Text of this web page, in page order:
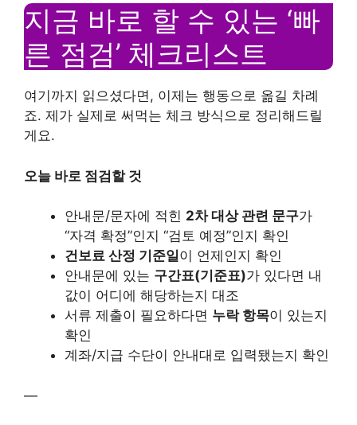
지금 바로 할 수 있는 ‘빠
른 점검’ 체크리스트
여기까지 읽으셨다면, 이제는 행동으로 옮길 차례
죠. 제가 실제로 써먹는 체크 방식으로 정리해드릴
게요.
오늘 바로 점검할 것
안내문/문자에 적힌 2차 대상 관련 문구가
“자격 확정”인지 “검토 예정”인지 확인
건보료 산정 기준일이 언제인지 확인
안내문에 있는 구간표(기준표)가 있다면 내
값이 어디에 해당하는지 대조
서류 제출이 필요하다면 누락 항목이 있는지
확인
계좌/지급 수단이 안내대로 입력됐는지 확인
—